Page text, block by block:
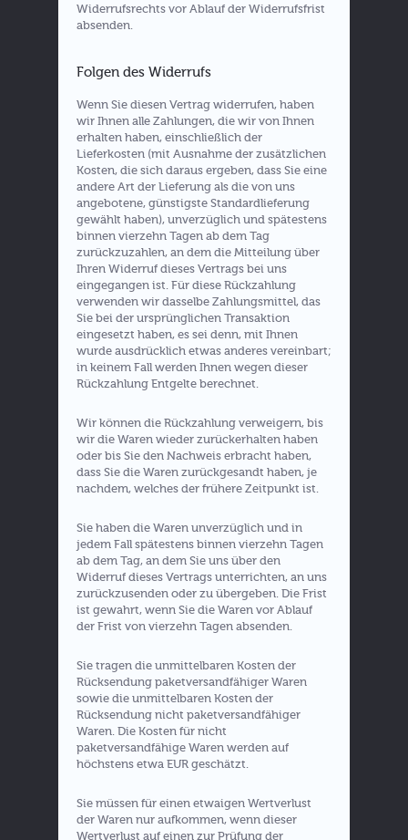
Widerrufsrechts vor Ablauf der Widerrufsfrist
absenden.
Folgen des Widerrufs
Wenn Sie diesen Vertrag widerrufen, haben
wir Ihnen alle Zahlungen, die wir von Ihnen
erhalten haben, einschließlich der
Lieferkosten (mit Ausnahme der zusätzlichen
Kosten, die sich daraus ergeben, dass Sie eine
andere Art der Lieferung als die von uns
angebotene, günstigste Standardlieferung
gewählt haben), unverzüglich und spätestens
binnen vierzehn Tagen ab dem Tag
zurückzuzahlen, an dem die Mitteilung über
Ihren Widerruf dieses Vertrags bei uns
eingegangen ist. Für diese Rückzahlung
verwenden wir dasselbe Zahlungsmittel, das
Sie bei der ursprünglichen Transaktion
eingesetzt haben, es sei denn, mit Ihnen
wurde ausdrücklich etwas anderes vereinbart;
in keinem Fall werden Ihnen wegen dieser
Rückzahlung Entgelte berechnet.
Wir können die Rückzahlung verweigern, bis
wir die Waren wieder zurückerhalten haben
oder bis Sie den Nachweis erbracht haben,
dass Sie die Waren zurückgesandt haben, je
nachdem, welches der frühere Zeitpunkt ist.
Sie haben die Waren unverzüglich und in
jedem Fall spätestens binnen vierzehn Tagen
ab dem Tag, an dem Sie uns über den
Widerruf dieses Vertrags unterrichten, an uns
zurückzusenden oder zu übergeben. Die Frist
ist gewahrt, wenn Sie die Waren vor Ablauf
der Frist von vierzehn Tagen absenden.
Sie tragen die unmittelbaren Kosten der
Rücksendung paketversandfähiger Waren
sowie die unmittelbaren Kosten der
Rücksendung nicht paketversandfähiger
Waren. Die Kosten für nicht
paketversandfähige Waren werden auf
höchstens etwa EUR geschätzt.
Sie müssen für einen etwaigen Wertverlust
der Waren nur aufkommen, wenn dieser
Wertverlust auf einen zur Prüfung der